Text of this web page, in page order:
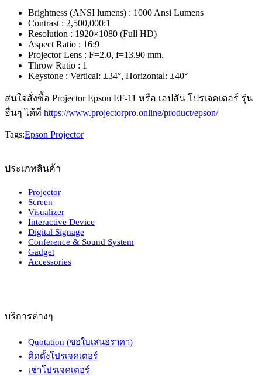
Brightness (ANSI lumens) : 1000 Ansi Lumens
Contrast : 2,500,000:1
Resolution : 1920×1080 (Full HD)
Aspect Ratio : 16:9
Projector Lens : F=2.0, f=13.90 mm.
Throw Ratio : 1
Keystone : Vertical: ±34°, Horizontal: ±40°
สนใจสั่งซื้อ Projector Epson EF-11 หรือ เอปสัน โปรเจคเตอร์ รุ่น
อื่นๆ ได้ที่ https://www.projectorpro.online/product/epson/
Tags:Epson Projector
ประเภทสินค้า
Projector
Screen
Visualizer
Interactive Device
Digital Signage
Conference & Sound System
Gadget
Accessories
บริการต่างๆ
Quotation (ขอใบเสนอราคา)
ติดตั้งโปรเจคเตอร์
เช่าโปรเจคเตอร์